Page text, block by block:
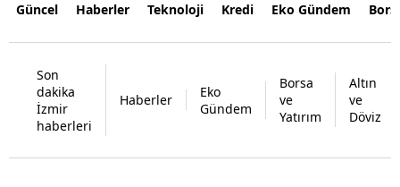
Güncel Haberler Teknoloji Kredi Eko Gündem
Son
dakika
İzmir
haberleri
Haberler
Eko
Gündem
Borsa
ve
Yatırım
Altın
ve
Döviz